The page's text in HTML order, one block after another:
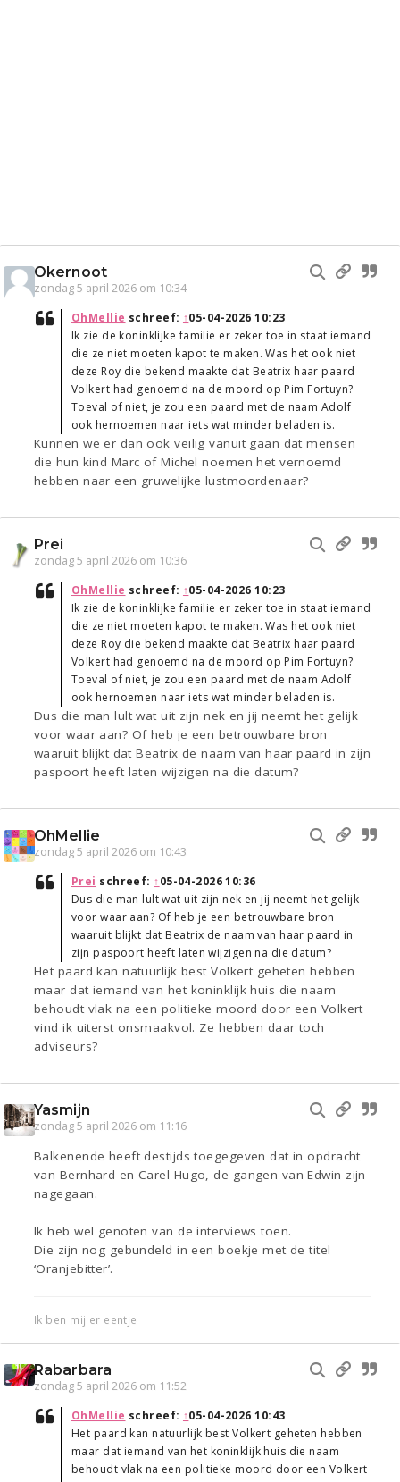
Okernoot
zondag 5 april 2026 om 10:34
OhMellie schreef: ↑05-04-2026 10:23
Ik zie de koninklijke familie er zeker toe in staat iemand
die ze niet moeten kapot te maken. Was het ook niet
deze Roy die bekend maakte dat Beatrix haar paard
Volkert had genoemd na de moord op Pim Fortuyn?
Toeval of niet, je zou een paard met de naam Adolf
ook hernoemen naar iets wat minder beladen is.
Kunnen we er dan ook veilig vanuit gaan dat mensen
die hun kind Marc of Michel noemen het vernoemd
hebben naar een gruwelijke lustmoordenaar?
Prei
zondag 5 april 2026 om 10:36
OhMellie schreef: ↑05-04-2026 10:23
Ik zie de koninklijke familie er zeker toe in staat iemand
die ze niet moeten kapot te maken. Was het ook niet
deze Roy die bekend maakte dat Beatrix haar paard
Volkert had genoemd na de moord op Pim Fortuyn?
Toeval of niet, je zou een paard met de naam Adolf
ook hernoemen naar iets wat minder beladen is.
Dus die man lult wat uit zijn nek en jij neemt het gelijk
voor waar aan? Of heb je een betrouwbare bron
waaruit blijkt dat Beatrix de naam van haar paard in zijn
paspoort heeft laten wijzigen na die datum?
OhMellie
zondag 5 april 2026 om 10:43
Prei schreef: ↑05-04-2026 10:36
Dus die man lult wat uit zijn nek en jij neemt het gelijk
voor waar aan? Of heb je een betrouwbare bron
waaruit blijkt dat Beatrix de naam van haar paard in
zijn paspoort heeft laten wijzigen na die datum?
Het paard kan natuurlijk best Volkert geheten hebben
maar dat iemand van het koninklijk huis die naam
behoudt vlak na een politieke moord door een Volkert
vind ik uiterst onsmaakvol. Ze hebben daar toch
adviseurs?
Yasmijn
zondag 5 april 2026 om 11:16
Balkenende heeft destijds toegegeven dat in opdracht
van Bernhard en Carel Hugo, de gangen van Edwin zijn
nagegaan.
Ik heb wel genoten van de interviews toen.
Die zijn nog gebundeld in een boekje met de titel
‘Oranjebitter’.
Ik ben mij er eentje
Rabarbara
zondag 5 april 2026 om 11:52
OhMellie schreef: ↑05-04-2026 10:43
Het paard kan natuurlijk best Volkert geheten hebben
maar dat iemand van het koninklijk huis die naam
behoudt vlak na een politieke moord door een Volkert